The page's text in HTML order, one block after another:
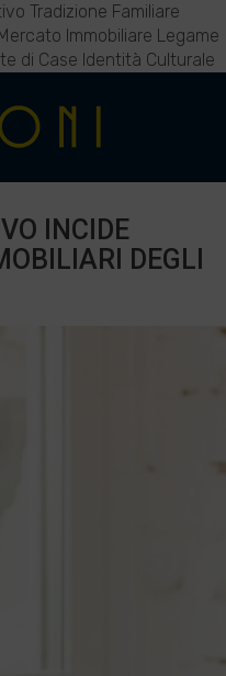
Tradizione Familiare
Immobiliare Legame
di Case Identità Culturale
INCIDE
DEGLI